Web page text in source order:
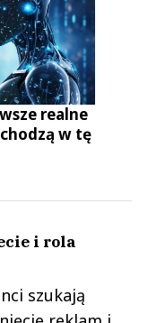
realne
w tę
i rola
szukają